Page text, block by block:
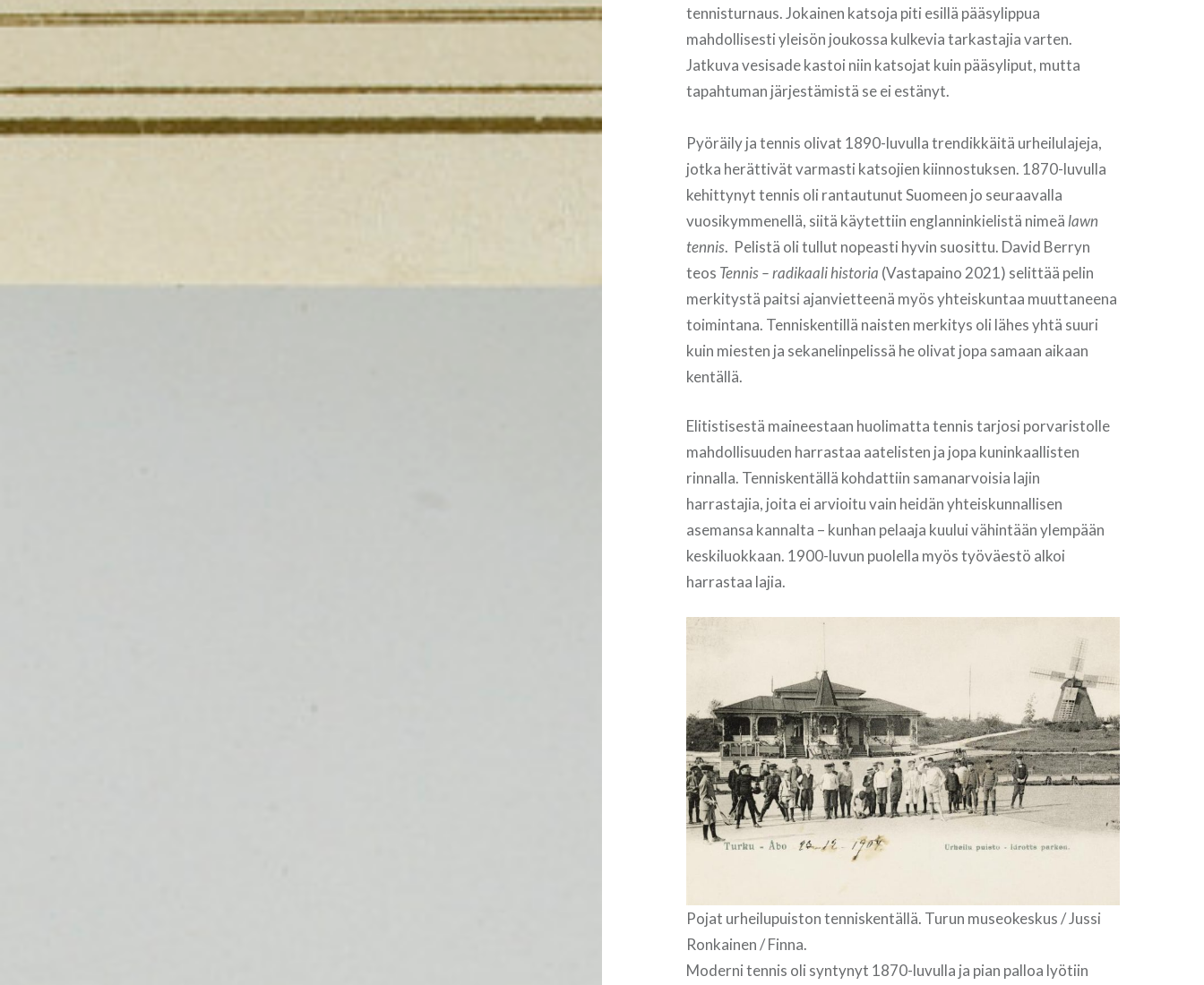
tennisturnaus. Jokainen katsoja piti esillä pääsylippua
mahdollisesti yleisön joukossa kulkevia tarkastajia varten.
Jatkuva vesisade kastoi niin katsojat kuin pääsyliput, mutta
tapahtuman järjestämistä se ei estänyt.
Pyöräily ja tennis olivat 1890-luvulla trendikkäitä urheilulajeja,
jotka herättivät varmasti katsojien kiinnostuksen. 1870-luvulla
kehittynyt tennis oli rantautunut Suomeen jo seuraavalla
vuosikymmenellä, siitä käytettiin englanninkielistä nimeä lawn
tennis. Pelistä oli tullut nopeasti hyvin suosittu. David Berryn
teos Tennis – radikaali historia (Vastapaino 2021) selittää pelin
merkitystä paitsi ajanvietteenä myös yhteiskuntaa muuttaneena
toimintana. Tenniskentillä naisten merkitys oli lähes yhtä suuri
kuin miesten ja sekanelinpelissä he olivat jopa samaan aikaan
kentällä.
Elitistisestä maineestaan huolimatta tennis tarjosi porvaristolle
mahdollisuuden harrastaa aatelisten ja jopa kuninkaallisten
rinnalla. Tenniskentällä kohdattiin samanarvoisia lajin
harrastajia, joita ei arvioitu vain heidän yhteiskunnallisen
asemansa kannalta – kunhan pelaaja kuului vähintään ylempään
keskiluokkaan. 1900-luvun puolella myös työväestö alkoi
harrastaa lajia.
Pojat urheilupuiston tenniskentällä. Turun museokeskus / Jussi
Ronkainen / Finna.
Moderni tennis oli syntynyt 1870-luvulla ja pian palloa lyötiin